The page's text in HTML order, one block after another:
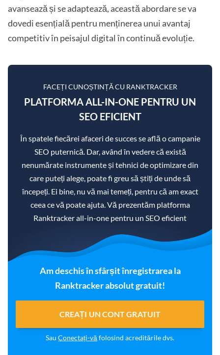
avansează și se adaptează, această abordare se va
dovedi esențială pentru menținerea unui avantaj
competitiv în peisajul digital în continuă evoluție.
FACEȚI CUNOȘTINȚĂ CU RANKTRACKER
PLATFORMA ALL-IN-ONE PENTRU UN
SEO EFICIENT
În spatele fiecărei afaceri de succes se află o campanie
SEO puternică. Dar, având în vedere că există
nenumărate instrumente și tehnici de optimizare din
care puteți alege, poate fi greu să știți de unde să
începeți. Ei bine, nu vă mai temeți, pentru că am exact
ceea ce vă poate ajuta. Vă prezentăm platforma
Ranktracker all-in-one pentru un SEO eficient
Am deschis în sfârșit înregistrarea la
Ranktracker absolut gratuit!
CREAȚI UN CONT GRATUIT
Sau Conectați-vă folosind acreditările dvs.